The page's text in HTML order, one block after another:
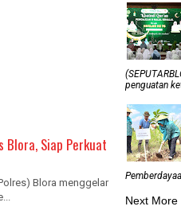
Blora, Siap Perkuat
Blora menggelar
penguatan
Next More